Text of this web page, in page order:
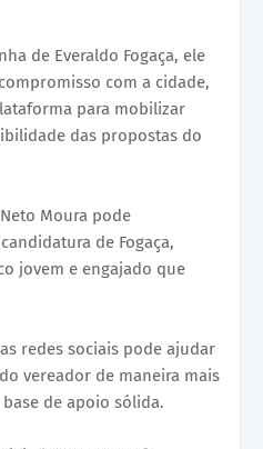
de Everaldo Fogaça, ele
com a cidade,
para mobilizar
das propostas do
Moura pode
de Fogaça,
jovem e engajado que
redes sociais pode ajudar
vereador de maneira mais
de apoio sólida.